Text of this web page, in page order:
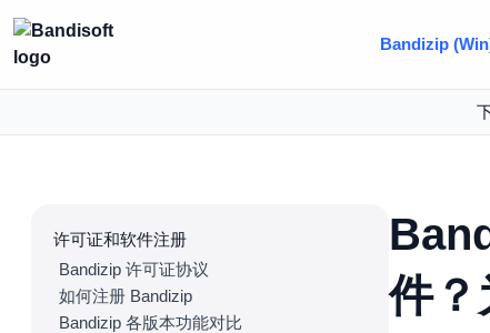
Bandizip
许可证和软件注册
Bandizip 许可证协议
如何注册 Bandizip
Bandizip 各版本功能对比
件？